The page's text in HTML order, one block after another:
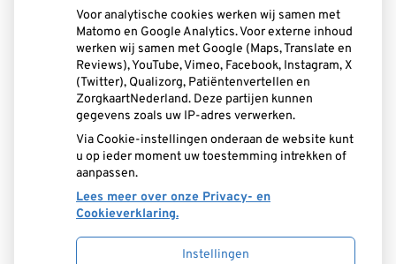
Aangesloten bij:
Voor analytische cookies werken wij samen met
Matomo en Google Analytics. Voor externe inhoud
werken wij samen met Google (Maps, Translate en
Reviews), YouTube, Vimeo, Facebook, Instagram, X
(Twitter), Qualizorg, Patiëntenvertellen en
ZorgkaartNederland. Deze partijen kunnen
gegevens zoals uw IP-adres verwerken.
Via Cookie-instellingen onderaan de website kunt
u op ieder moment uw toestemming intrekken of
aanpassen.
Lees meer over onze Privacy- en
Cookieverklaring.
Instellingen